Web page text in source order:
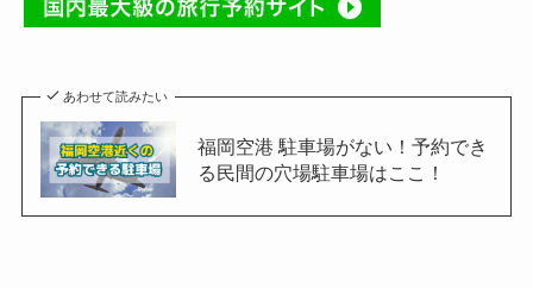
あわせて読みたい
福岡空港 駐車場がない！予約でき
る民間の穴場駐車場はここ！